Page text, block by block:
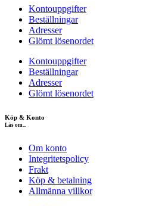
Kontouppgifter
Beställningar
Adresser
Glömt lösenordet
Kontouppgifter
Beställningar
Adresser
Glömt lösenordet
Köp & Konto
Läs om...
Om konto
Integritetspolicy
Frakt
Köp & betalning
Allmänna villkor